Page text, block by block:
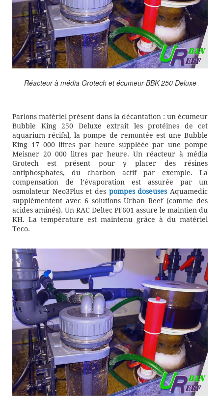
Réacteur à média Grotech et écumeur BBK 250 Deluxe
Parlons matériel présent dans la décantation : un écumeur
Bubble King 250 Deluxe extrait les protéines de cet
aquarium récifal, la pompe de remontée est une Bubble
King 17 000 litres par heure suppléée par une pompe
Meisner 20 000 litres par heure. Un réacteur à média
Grotech est présent pour y placer des résines
antiphosphates, du charbon actif par exemple. La
compensation de l’évaporation est assurée par un
osmolateur Neo3Plus et des pompes doseusesAquamedic
supplémentent avec 6 solutions Urban Reef (comme des
acides aminés). Un RAC Deltec PF601 assure le maintien du
KH. La température est maintenu grâce à du matériel
Teco.